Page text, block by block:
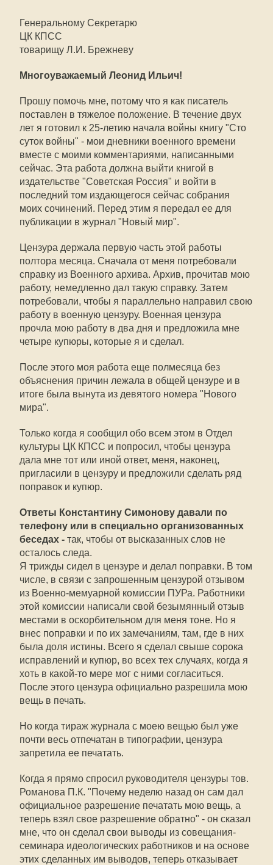
Генеральному Секретарю
ЦК КПСС
товарищу Л.И. Брежневу
Многоуважаемый Леонид Ильич!
Прошу помочь мне, потому что я как писатель
поставлен в тяжелое положение. В течение двух
лет я готовил к 25-летию начала войны книгу "Сто
суток войны" - мои дневники военного времени
вместе с моими комментариями, написанными
сейчас. Эта работа должна выйти книгой в
издательстве "Советская Россия" и войти в
последний том издающегося сейчас собрания
моих сочинений. Перед этим я передал ее для
публикации в журнал "Новый мир".
Цензура держала первую часть этой работы
полтора месяца. Сначала от меня потребовали
справку из Военного архива. Архив, прочитав мою
работу, немедленно дал такую справку. Затем
потребовали, чтобы я параллельно направил свою
работу в военную цензуру. Военная цензура
прочла мою работу в два дня и предложила мне
четыре купюры, которые я и сделал.
После этого моя работа еще полмесяца без
объяснения причин лежала в общей цензуре и в
итоге была вынута из девятого номера "Нового
мира".
Только когда я сообщил обо всем этом в Отдел
культуры ЦК КПСС и попросил, чтобы цензура
дала мне тот или иной ответ, меня, наконец,
пригласили в цензуру и предложили сделать ряд
поправок и купюр.
Ответы Константину Симонову давали по
телефону или в специально организованных
беседах - так, чтобы от высказанных слов не
осталось следа.
Я трижды сидел в цензуре и делал поправки. В том
числе, в связи с запрошенным цензурой отзывом
из Военно-мемуарной комиссии ПУРа. Работники
этой комиссии написали свой безымянный отзыв
местами в оскорбительном для меня тоне. Но я
внес поправки и по их замечаниям, там, где в них
была доля истины. Всего я сделал свыше сорока
исправлений и купюр, во всех тех случаях, когда я
хоть в какой-то мере мог с ними согласиться.
После этого цензура официально разрешила мою
вещь в печать.
Но когда тираж журнала с моею вещью был уже
почти весь отпечатан в типографии, цензура
запретила ее печатать.
Когда я прямо спросил руководителя цензуры тов.
Романова П.К. "Почему неделю назад он сам дал
официальное разрешение печатать мою вещь, а
теперь взял свое разрешение обратно" - он сказал
мне, что он сделал свои выводы из совещания-
семинара идеологических работников и на основе
этих сделанных им выводов, теперь отказывает